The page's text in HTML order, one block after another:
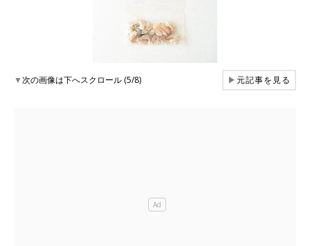
▼次の画像は下へスクロール (5/8) ▶元記事を見る